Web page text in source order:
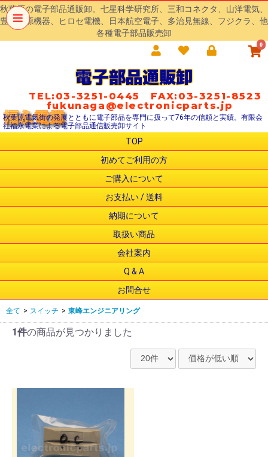
秋葉原の電子部品通販卸。七星科学研究所、三和コネクタ、山洋電気、
豊澄電源機器、ヒロセ電機、日本航空電子、多治見無線、フジクラ、他
各種電子部品販売卸
0
電子部品通販卸
TEL:03-3251-0445 FAX:03-3251-8523
fukunaga@electronicparts.jp
秋葉原電気街の発展とともに電子部品を専門に扱って76年の信頼と実績。有限会
社福永電業による電子部品通信販売卸サイト
TOP
初めてご利用の方
ご購入について
お支払い / 送料
納期について
取扱い商品
会社案内
Q & A
お問合せ
全て > スイッチ > 東峰エンジニアリング
1件の商品が見つかりました